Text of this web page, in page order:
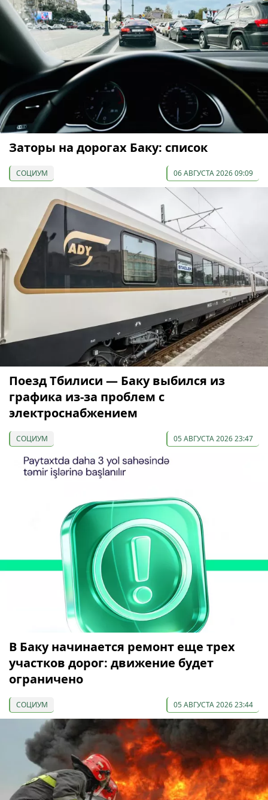
Заторы на дорогах Баку: список
СОЦИУМ 06 АВГУСТА 2026 09:09
Поезд Тбилиси — Баку выбился из
графика из-за проблем с
электроснабжением
СОЦИУМ 05 АВГУСТА 2026 23:47
В Баку начинается ремонт еще трех
участков дорог: движение будет
ограничено
СОЦИУМ 05 АВГУСТА 2026 23:44